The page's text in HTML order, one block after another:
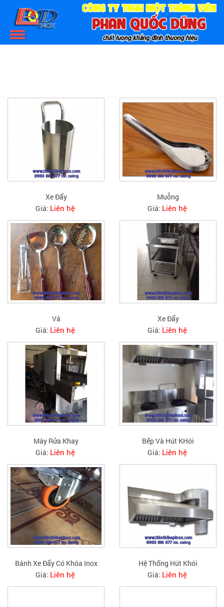
Xe Đẩy
Giá: Liên hệ
Muỗng
Giá: Liên hệ
Vá
Giá: Liên hệ
Xe Đẩy
Giá: Liên hệ
Máy Rửa Khay
Giá: Liên hệ
Bếp Và Hút KHói
Giá: Liên hệ
Bánh Xe Đẩy Có Khóa Inox
Giá: Liên hệ
Hệ Thống Hút Khói
Giá: Liên hệ